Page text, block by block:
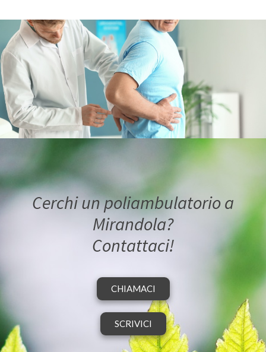
Cerchi un poliambulatorio a
Mirandola?
Contattaci!
CHIAMACI
SCRIVICI